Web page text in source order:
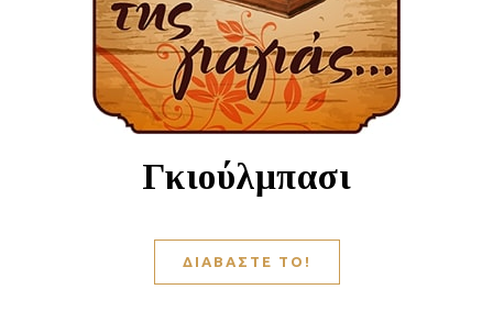
Γκιούλμπασι
ΔΙΑΒΆΣΤΕ ΤΟ!